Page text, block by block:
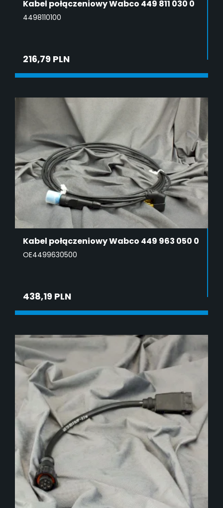
Kabel połączeniowy Wabco 449 811 030 0
4498110100
216,79 PLN
Kabel połączeniowy Wabco 449 963 050 0
OE4499630500
438,19 PLN